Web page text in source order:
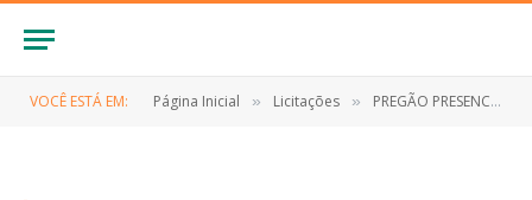
VOCÊ ESTÁ EM: Página Inicial » Licitações » PREGÃO PRESENCIAL Nº 002/2019 (CONTRATAÇÃO DE EMPRESA PARA O FORNECIMENTO DE GÊNEROS ALIMENTÍCIOS PARA MANUTENÇÃO DA MERENDA ESCOLAR DO MUNICÍPIO DE ANAPURUS)